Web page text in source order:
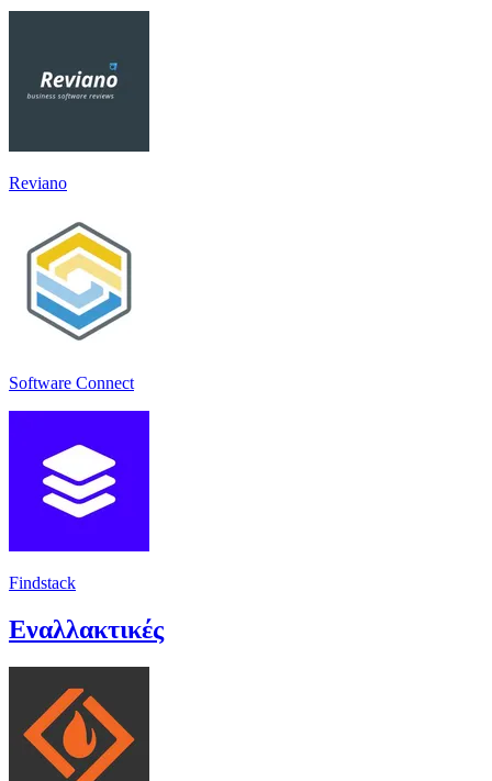
Reviano
Software Connect
Findstack
Εναλλακτικές